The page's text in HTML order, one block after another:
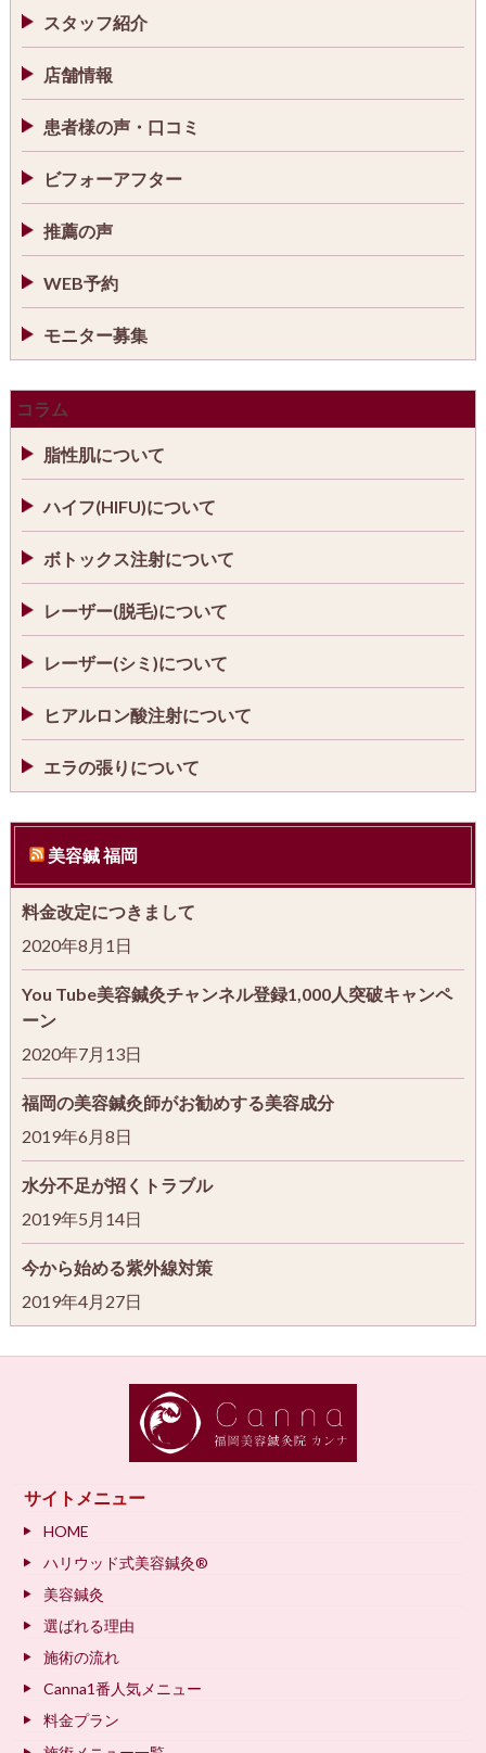
スタッフ紹介
店舗情報
患者様の声・口コミ
ビフォーアフター
推薦の声
WEB予約
モニター募集
コラム
脂性肌について
ハイフ(HIFU)について
ボトックス注射について
レーザー(脱毛)について
レーザー(シミ)について
ヒアルロン酸注射について
エラの張りについて
美容鍼 福岡
料金改定につきまして
2020年8月1日
You Tube美容鍼灸チャンネル登録1,000人突破キャンペ
ーン
2020年7月13日
福岡の美容鍼灸師がお勧めする美容成分
2019年6月8日
水分不足が招くトラブル
2019年5月14日
今から始める紫外線対策
2019年4月27日
サイトメニュー
HOME
ハリウッド式美容鍼灸®
美容鍼灸
選ばれる理由
施術の流れ
Canna1番人気メニュー
料金プラン